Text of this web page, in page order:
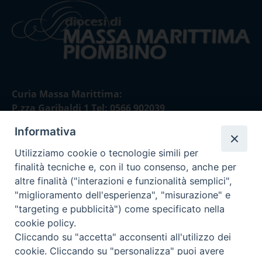
Curia Massa Marittima:
P.zza Garibaldi 1 Tel: 0566 902039
Curia Piombino:
Via Don Minzoni,58/A Tel e Fax: 0565 32036
E-mail:
curia@diocesimassamarittima.it
Informativa
Utilizziamo cookie o tecnologie simili per
finalità tecniche e, con il tuo consenso, anche per
altre finalità ("interazioni e funzionalità semplici",
"miglioramento dell'esperienza", "misurazione" e
"targeting e pubblicità") come specificato nella
cookie policy.
Cliccando su "accetta" acconsenti all'utilizzo dei
cookie. Cliccando su "personalizza" puoi avere